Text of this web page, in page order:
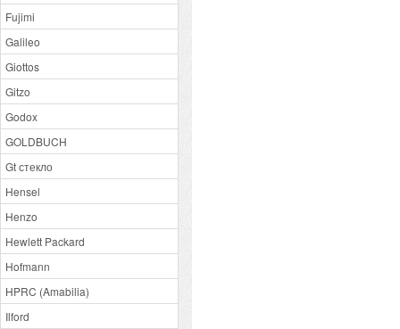
Fujimi
Galileo
Giottos
Gitzo
Godox
GOLDBUCH
Gt стекло
Hensel
Henzo
Hewlett Packard
Hofmann
HPRC (Amabilia)
Ilford